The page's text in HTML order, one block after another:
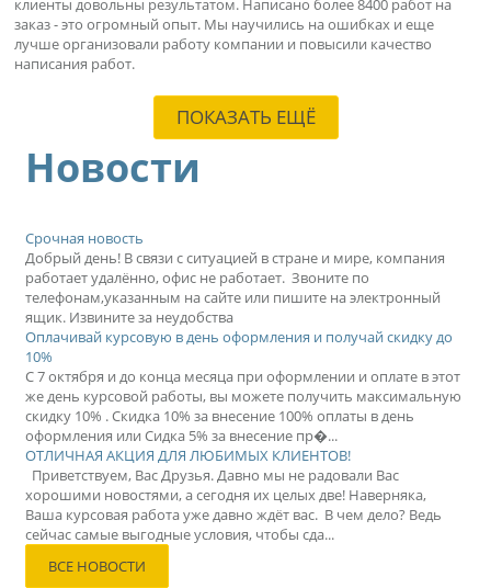
клиенты довольны результатом. Написано более 8400 работ на
заказ - это огромный опыт. Мы научились на ошибках и еще
лучше организовали работу компании и повысили качество
написания работ.
ПОКАЗАТЬ ЕЩЁ
Новости
Срочная новость
Добрый день! В связи с ситуацией в стране и мире, компания
работает удалённо, офис не работает. Звоните по
телефонам,указанным на сайте или пишите на электронный
ящик. Извините за неудобства
Оплачивай курсовую в день оформления и получай скидку до
10%
С 7 октября и до конца месяца при оформлении и оплате в этот
же день курсовой работы, вы можете получить максимальную
скидку 10% . Скидка 10% за внесение 100% оплаты в день
оформления или Сидка 5% за внесение пр�...
ОТЛИЧНАЯ АКЦИЯ ДЛЯ ЛЮБИМЫХ КЛИЕНТОВ!
Приветствуем, Вас Друзья. Давно мы не радовали Вас
хорошими новостями, а сегодня их целых две! Наверняка,
Ваша курсовая работа уже давно ждёт вас. В чем дело? Ведь
сейчас самые выгодные условия, чтобы сда...
ВСЕ НОВОСТИ